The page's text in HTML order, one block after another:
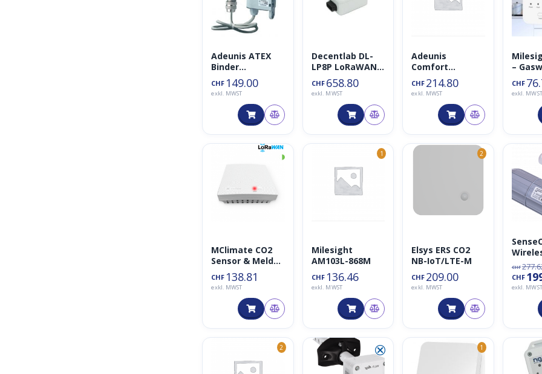
Adeunis ATEX
Binder
connector
LoRaWan: pulse
meter
CHF 149.00
exkl. MWST
Decentlab DL-
LP8P LoRaWAN
Enviroment
Sensor 868MHz
(CO2,
Luftfeuchtigkei
t, Temperatur,
Druck)
CHF 658.80
exkl. MWST
Adeunis
Comfort
Serenity (CO2,
VOC)
CHF 214.80
exkl. MWST
–
CHF
exkl. MWST
◑
MClimate CO2
Sensor & Melder
LoRaWAN
CHF 138.81
exkl. MWST
1
Milesight
AM103L-868M
CHF 136.46
exkl. MWST
2
Elsys ERS CO2
NB-IoT/LTE-M
CHF 209.00
exkl. MWST
Sensor
CHF
war:
CHF
ist:
exkl. MWST
2 ⮿ 1